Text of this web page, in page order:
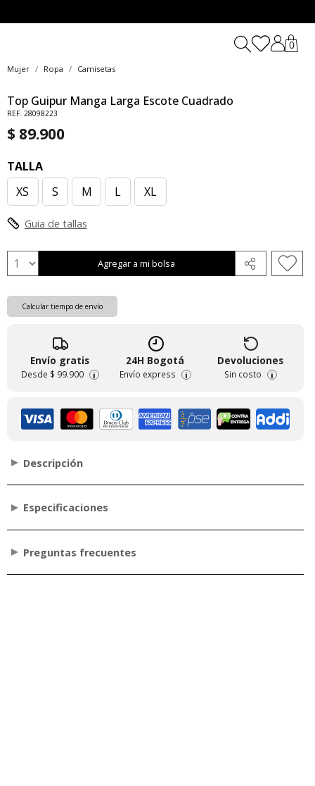
0
Mujer Ropa Camisetas
Top Guipur Manga Larga Escote Cuadrado
REF. 28098223
$ 89.900
TALLA
XS
S M L XL
Guia de tallas
Agregar a mi bolsa
Calcular tiempo de envío
Envío gratis
Desde $ 99.900 i
24H Bogotá
Envío express i
Devoluciones
Sin costo i
Descripción
Especificaciones
Preguntas frecuentes